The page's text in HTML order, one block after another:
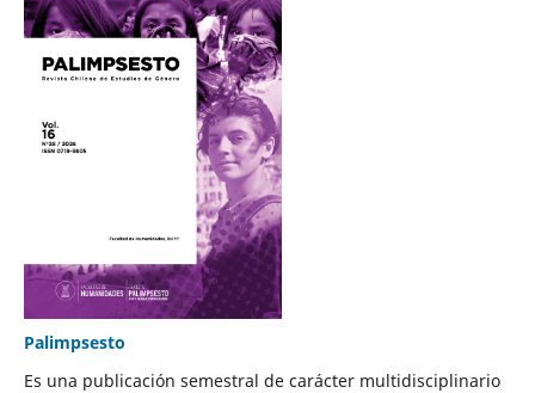
Palimpsesto
Es una publicación semestral de carácter multidisciplinario